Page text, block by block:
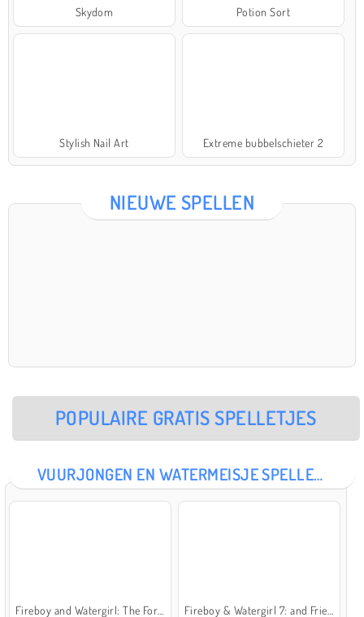
Skydom Potion Sort
Stylish Nail Art Extreme bubbelschieter 2
NIEUWE SPELLEN
POPULAIRE GRATIS SPELLETJES
VUURJONGEN EN WATERMEISJE SPELLETJES